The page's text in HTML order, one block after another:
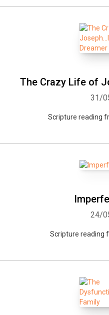
The Crazy Life of
31/
Scripture reading
24/
Scripture reading